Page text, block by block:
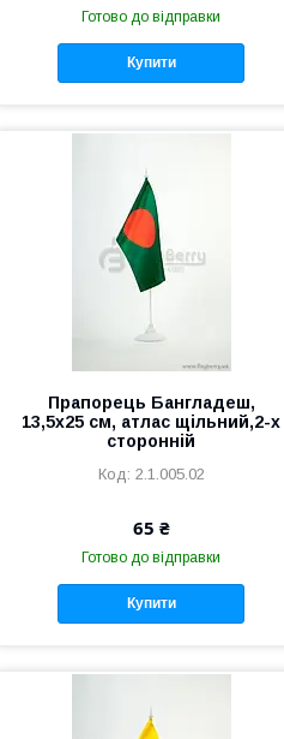
Готово до відправки
Купити
Прапорець Бангладеш,
13,5х25 см, атлас щільний,2-х
сторонній
2.1.005.02
65 ₴
Готово до відправки
Купити